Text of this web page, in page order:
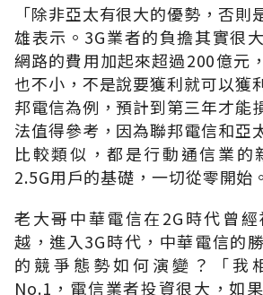
「除非亞太有很大的優勢，否則
雄表示。3G業者的負擔其實很
網路的費用加起來超過200億元
也不小，不是說要獲利就可以獲
邦電信為例，預計到第三年才能
法值得參考，因為聯邦電信和亞
比較類似，都是行動通信業的
2.5G用戶的基礎，一切從零開始。
老大哥中華電信在2G時代曾
越，進入3G時代，中華電信的
的競爭態勢如何演變？「我
No.1，電信業者投資很大，如